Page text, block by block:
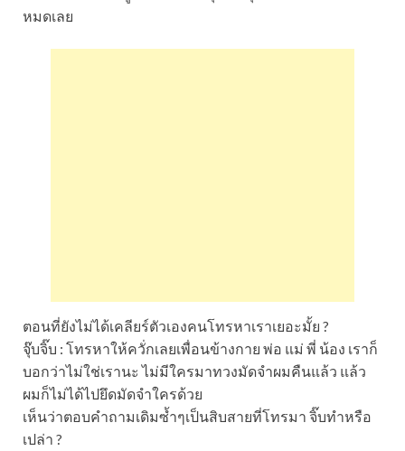
หมดเลย
ตอนที่ยังไม่ได้เคลียร์ตัวเองคนโทรหาเราเยอะมั้ย ?
จุ๊บจิ๊บ : โทรหาให้ควั่กเลยเพื่อนข้างกาย พ่อ แม่ พี่ น้อง เราก็
บอกว่าไม่ใช่เรานะ ไม่มีใครมาทวงมัดจำผมคืนแล้ว แล้ว
ผมก็ไม่ได้ไปยึดมัดจำใครด้วย
เห็นว่าตอบคำถามเดิมซ้ำๆเป็นสิบสายที่โทรมา จิ๊บทำหรือ
เปล่า ?